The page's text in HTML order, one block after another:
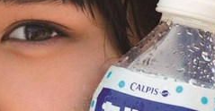
込
み
中
で
す